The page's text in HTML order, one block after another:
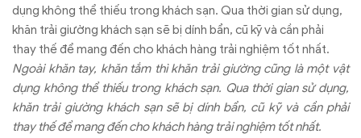
dụng không thể thiếu trong khách sạn. Qua thời gian sử dụng,
khăn trải giường khách sạn sẽ bị dính bẩn, cũ kỹ và cần phải
thay thế để mang đến cho khách hàng trải nghiệm tốt nhất.
Ngoài khăn tay, khăn tắm thì khăn trải giường cũng là một vật
dụng không thể thiếu trong khách sạn. Qua thời gian sử dụng,
khăn trải giường khách sạn sẽ bị dính bẩn, cũ kỹ và cần phải
thay thế để mang đến cho khách hàng trải nghiệm tốt nhất.